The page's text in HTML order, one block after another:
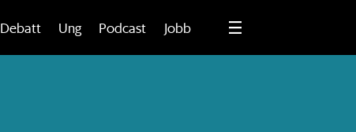
Debatt Ung Podcast Jobb